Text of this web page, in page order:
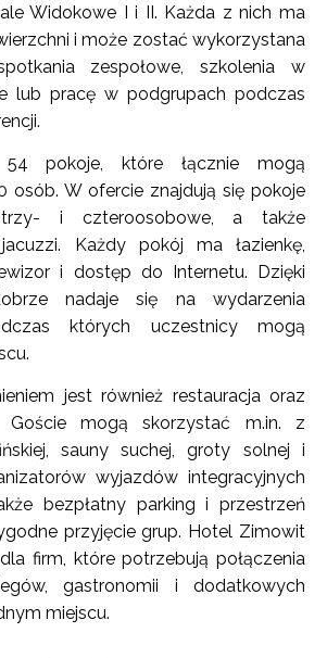
Widokowe I i II. Każda z nich ma
i może zostać wykorzystana
zespołowe, szkolenia w
lub pracę w podgrupach podczas
pokoje, które łącznie mogą
osób. W ofercie znajdują się pokoje
i czteroosobowe, a także
Każdy pokój ma łazienkę,
i dostęp do Internetu. Dzięki
nadaje się na wydarzenia
których uczestnicy mogą
jest również restauracja oraz
Goście mogą skorzystać m.in. z
sauny suchej, groty solnej i
wyjazdów integracyjnych
bezpłatny parking i przestrzeń
przyjęcie grup. Hotel Zimowit
firm, które potrzebują połączenia
gastronomii i dodatkowych
miejscu.